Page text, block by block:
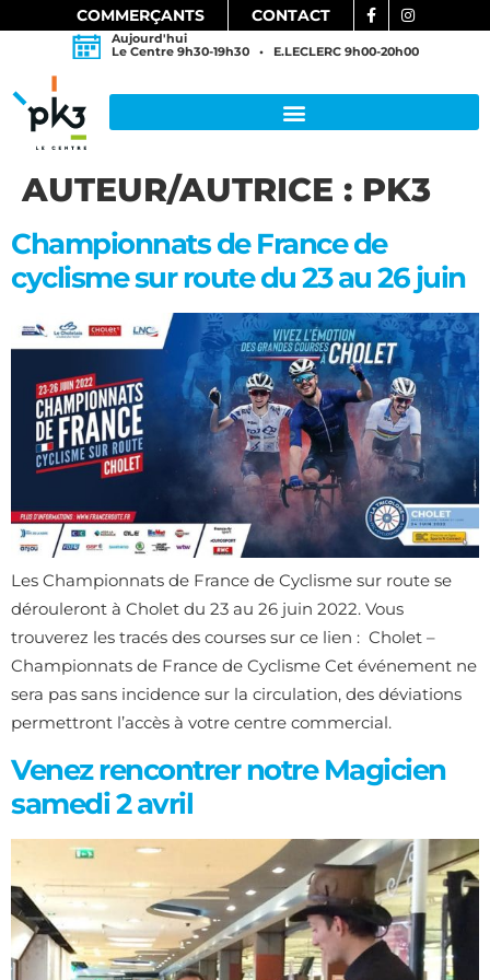
Aujourd'hui
Le Centre 9h30-19h30 • E.LECLERC 9h00-20h00
COMMERÇANTS CONTACT
AUTEUR/AUTRICE : PK3
Championnats de France de
cyclisme sur route du 23 au 26 juin
Les Championnats de France de Cyclisme sur route se
dérouleront à Cholet du 23 au 26 juin 2022. Vous
trouverez les tracés des courses sur ce lien : Cholet –
Championnats de France de Cyclisme Cet événement ne
sera pas sans incidence sur la circulation, des déviations
permettront l’accès à votre centre commercial.
Venez rencontrer notre Magicien
samedi 2 avril